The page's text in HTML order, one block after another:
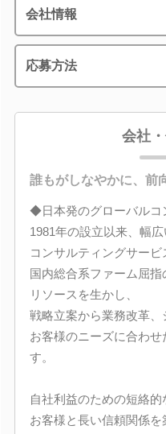
会社情報
応募方法
会社
誰もがしなやかに、前
◆日本発のグローバルコ
1981年の設立以来、幅
コンサルティングサービ
国内総合系ファーム屈
リソースを生かし、
戦略立案から業務改革
お客様のニーズに合わ
す。
自社利益のための短絡的
お客様と長い信頼関係